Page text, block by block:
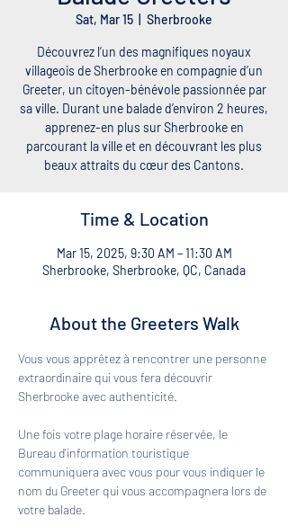
Sat, Mar 15 Sherbrooke
Découvrez l’un des magnifiques noyaux
villageois de Sherbrooke en compagnie d’un
Greeter, un citoyen-bénévole passionnée par
sa ville. Durant une balade d’environ 2 heures,
apprenez-en plus sur Sherbrooke en
parcourant la ville et en découvrant les plus
beaux attraits du cœur des Cantons.
Time & Location
Mar 15, 2025, 9:30 AM – 11:30 AM
Sherbrooke, Sherbrooke, QC, Canada
About the Greeters Walk
Vous vous apprêtez à rencontrer une personne
extraordinaire qui vous fera découvrir
Sherbrooke avec authenticité.
Une fois votre plage horaire réservée, le
Bureau d'information touristique
communiquera avec vous pour vous indiquer le
nom du Greeter qui vous accompagnera lors de
votre balade.